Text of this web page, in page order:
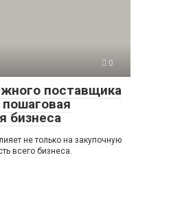
0
поставщика
бизнеса
не только на закупочную
всего бизнеса.